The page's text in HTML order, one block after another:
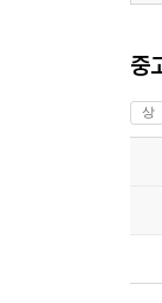
중
상